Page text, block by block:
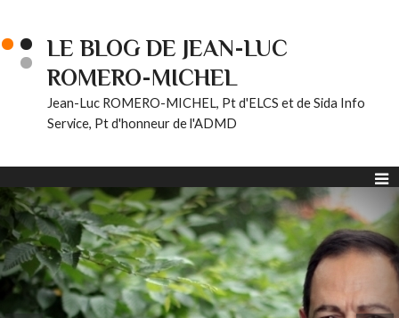
LE BLOG DE JEAN-LUC
ROMERO-MICHEL
Jean-Luc ROMERO-MICHEL, Pt d'ELCS et de Sida Info
Service, Pt d'honneur de l'ADMD